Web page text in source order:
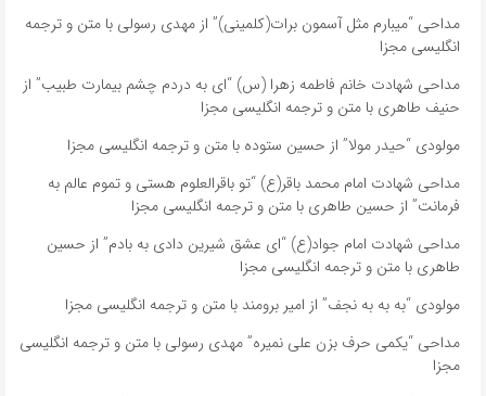
مداحی “میبارم مثل آسمون برات(کلمینی)” از مهدی رسولی با متن و ترجمه
انگلیسی مجزا
مداحی شهادت خانم فاطمه زهرا (س) “ای به دردم چشم بیمارت طبیب” از
حنیف طاهری با متن و ترجمه انگلیسی مجزا
مولودی “حیدر مولا” از حسین ستوده با متن و ترجمه انگلیسی مجزا
مداحی شهادت امام محمد باقر(ع) “تو باقرالعلوم هستی و تموم عالم به
فرمانت” از حسین طاهری با متن و ترجمه انگلیسی مجزا
مداحی شهادت امام جواد(ع) “ای عشق شیرین دادی به بادم” از حسین
طاهری با متن و ترجمه انگلیسی مجزا
مولودی “به به به نجف” از امیر برومند با متن و ترجمه انگلیسی مجزا
مداحی “یکمی حرف بزن علی نمیره” مهدی رسولی با متن و ترجمه انگلیسی
مجزا